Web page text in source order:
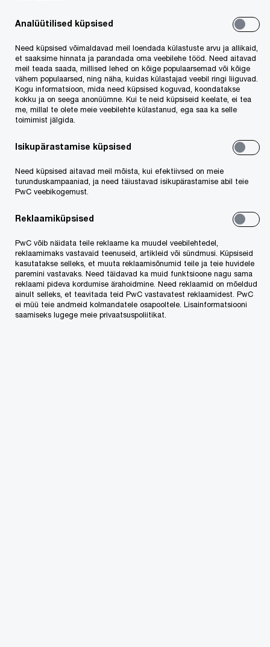
Juhtimiskonsultatsioonid
Digilahendused, IT, AI
Maksuteenused
Raamatupidamine, palgaarvestus ja maksudeklaratsioonid
ESG ja vastutustundlik ettevõtlus
Konverentsid ja koolitused
Tulekul koolitused
Toimunud koolitused
Töövahendid
Töötamine PwCs
Analüütilised küpsised
Need küpsised võimaldavad meil loendada külastuste arvu ja allikaid,
et saaksime hinnata ja parandada oma veebilehe tööd. Need aitavad
meil teada saada, millised lehed on kõige populaarsemad või kõige
vähem populaarsed, ning näha, kuidas külastajad veebil ringi liiguvad.
Kogu informatsioon, mida need küpsised koguvad, koondatakse
kokku ja on seega anonüümne. Kui te neid küpsiseid keelate, ei tea
me, millal te olete meie veebilehte külastanud, ega saa ka selle
toimimist jälgida.
Isikupärastamise küpsised
Need küpsised aitavad meil mõista, kui efektiivsed on meie
turunduskampaaniad, ja need täiustavad isikupärastamise abil teie
PwC veebikogemust.
Reklaamiküpsised
PwC võib näidata teile reklaame ka muudel veebilehtedel,
reklaamimaks vastavaid teenuseid, artikleid või sündmusi. Küpsiseid
kasutatakse selleks, et muuta reklaamisõnumid teile ja teie huvidele
paremini vastavaks. Need täidavad ka muid funktsioone nagu sama
reklaami pideva kordumise ärahoidmine. Need reklaamid on mõeldud
ainult selleks, et teavitada teid PwC vastavatest reklaamidest. PwC
ei müü teie andmeid kolmandatele osapooltele. Lisainformatsiooni
saamiseks lugege meie privaatsuspoliitikat.